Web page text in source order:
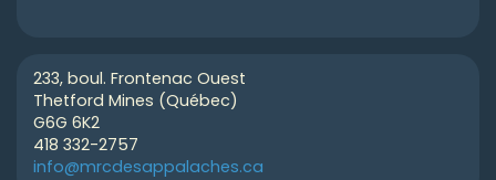
233, boul. Frontenac Ouest
Thetford Mines (Québec)
G6G 6K2
418 332-2757
info@mrcdesappalaches.ca